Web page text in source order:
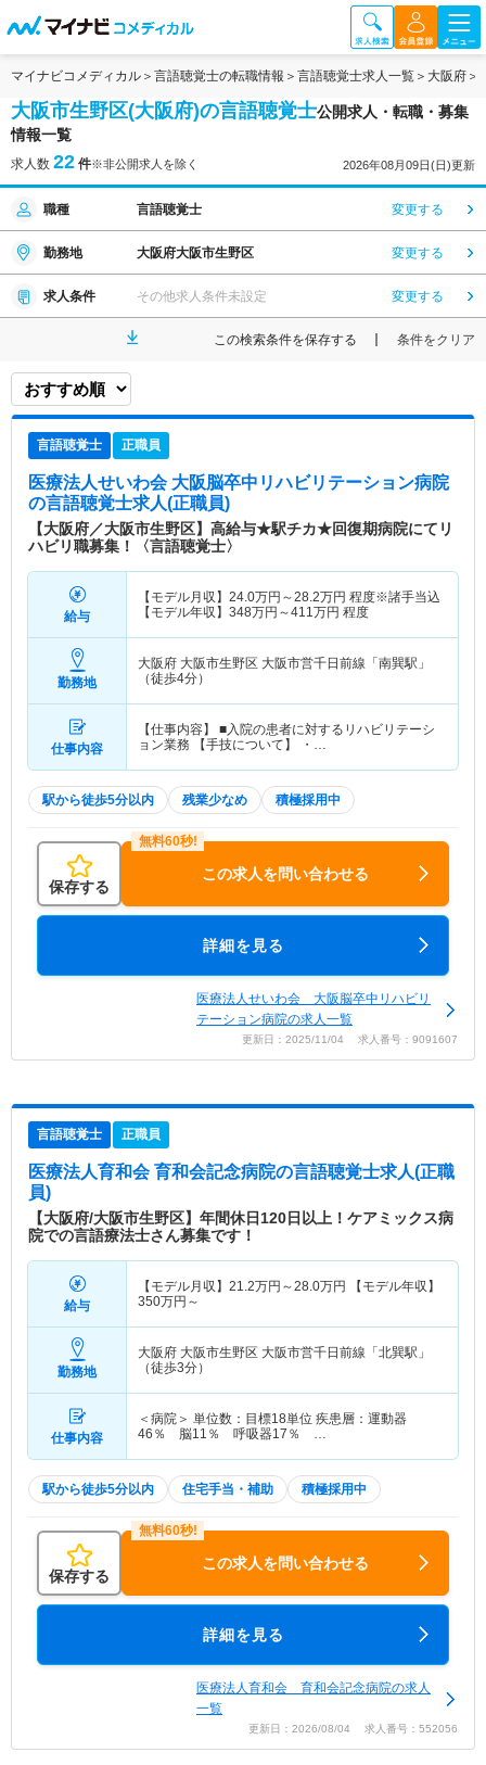
マイナビコメディカル 言語聴覚士の転職情報 言語聴覚士求人一覧 大阪府
大阪市生野区(大阪府)の言語聴覚士公開求人・転職・募集
情報一覧
求人数 22 件※非公開求人を除く 2026年08月09日(日)更新
職種 言語聴覚士 変更する
勤務地 大阪府大阪市生野区 変更する
求人条件 その他求人条件未設定 変更する
この検索条件を保存する 条件をクリア
言語聴覚士 正職員
医療法人せいわ会 大阪脳卒中リハビリテーション病院
の言語聴覚士求人(正職員)
【大阪府／大阪市生野区】高給与★駅チカ★回復期病院にてリ
ハビリ職募集！〈言語聴覚士〉
給与
【モデル月収】 24.0万円～28.2万円 程度※諸手当込
【モデル年収】 348万円～411万円 程度
勤務地
大阪府 大阪市生野区 大阪市営千日前線「南巽駅」
（徒歩4分）
仕事内容
【仕事内容】 ■入院の患者に対するリハビリテーシ
ョン業務 【手技について】 ・…
駅から徒歩5分以内 残業少なめ 積極採用中
保存する
この求人を問い合わせる
詳細を見る
医療法人せいわ会 大阪脳卒中リハビリ
テーション病院の求人一覧
更新日：2025/11/04 求人番号：9091607
言語聴覚士 正職員
医療法人育和会 育和会記念病院の言語聴覚士求人(正職
員)
【大阪府/大阪市生野区】年間休日120日以上！ケアミックス病
院での言語療法士さん募集です！
給与
【モデル月収】 21.2万円～28.0万円
【モデル年収】
350万円～
勤務地
大阪府 大阪市生野区 大阪市営千日前線「北巽駅」
（徒歩3分）
仕事内容
＜病院＞ 単位数：目標18単位 疾患層：運動器
46％ 脳11％ 呼吸器17％ …
駅から徒歩5分以内 住宅手当・補助 積極採用中
保存する
この求人を問い合わせる
詳細を見る
医療法人育和会 育和会記念病院の求人
一覧
更新日：2026/08/04 求人番号：552056